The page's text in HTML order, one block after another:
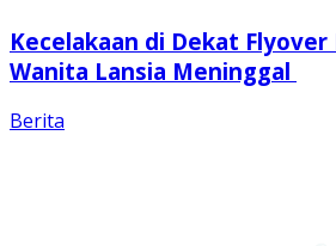
Kecelakaan di Dekat Flyover
Wanita Lansia Meninggal
Berita